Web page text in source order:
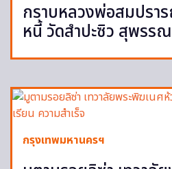
กราบหลวงพ่อสมปรา
หนี้ วัดสำปะซิว สุพรร
กรุงเทพมหานครฯ